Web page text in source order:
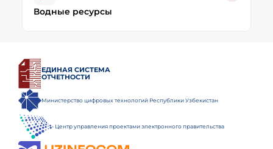
Водные ресурсы
ЕДИНАЯ СИСТЕМА
ОТЧЕТНОСТИ
Министерство цифровых технологий Республики Узбекистан
Центр управления проектами электронного правительства